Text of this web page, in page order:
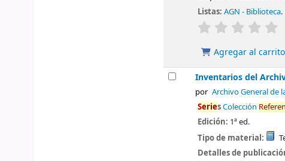
Listas: AGN - Biblioteca.
valoración
Agregar al carrito
Inventarios del
por Archivo General de
SeriesColección
Edición: 1ª ed.
Tipo de material:
Detalles de